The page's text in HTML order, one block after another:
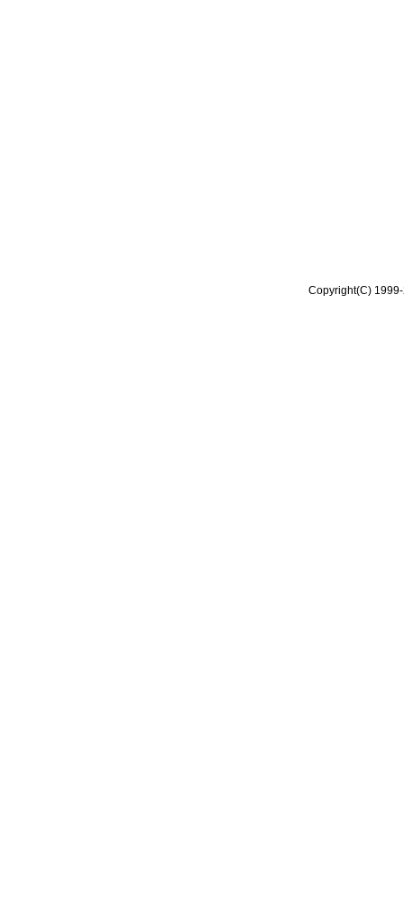
Copyright(C)